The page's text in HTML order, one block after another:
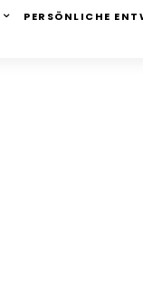
PERSÖNLICHE